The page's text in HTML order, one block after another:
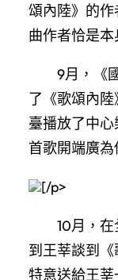
頌內陸》的
曲作者恰是本
9月，《國
了《歌頌內
臺播放了中
首歌開端廣為
[/p>
10月，在
到王莘談到
特意送給王